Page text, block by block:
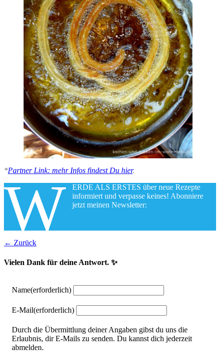
*Partner Link: mehr Infos findest Du hier.
W
ERDE ALS ERSTES über neue Rezepte
informiert und verpasse keines! Abonniere
jetzt meinen Newsletter:
← Zurück
Vielen Dank für deine Antwort. ✨
Name(erforderlich)
E-Mail(erforderlich)
Durch die Übermittlung deiner Angaben gibst du uns die
Erlaubnis, dir E-Mails zu senden. Du kannst dich jederzeit
abmelden.